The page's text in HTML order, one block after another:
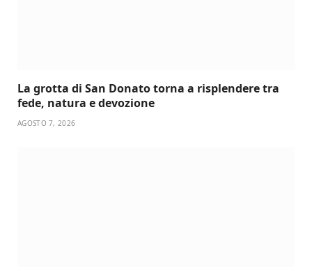
La grotta di San Donato torna a risplendere tra
fede, natura e devozione
AGOSTO 7, 2026